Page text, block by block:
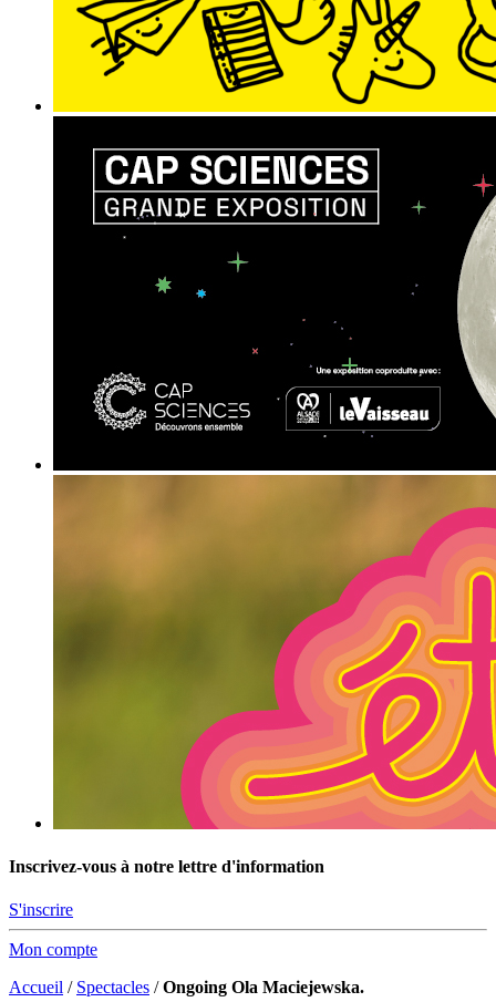
Inscrivez-vous à notre lettre d'information
S'inscrire
Mon compte
Accueil / Spectacles /Ongoing Ola Maciejewska.